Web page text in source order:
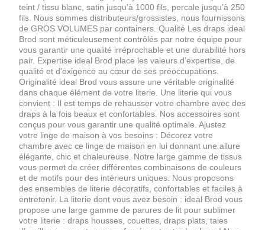
teint / tissu blanc, satin jusqu’à 1000 fils, percale jusqu’à 250
fils. Nous sommes distributeurs/grossistes, nous fournissons
de GROS VOLUMES par containers. Qualité Les draps ideal
Brod sont méticuleusement contrôlés par notre équipe pour
vous garantir une qualité irréprochable et une durabilité hors
pair. Expertise ideal Brod place les valeurs d’expertise, de
qualité et d’exigence au cœur de ses préoccupations.
Originalité ideal Brod vous assure une véritable originalité
dans chaque élément de votre literie. Une literie qui vous
convient : Il est temps de rehausser votre chambre avec des
draps à la fois beaux et confortables. Nos accessoires sont
conçus pour vous garantir une qualité optimale. Ajustez
votre linge de maison à vos besoins : Décorez votre
chambre avec ce linge de maison en lui donnant une allure
élégante, chic et chaleureuse. Notre large gamme de tissus
vous permet de créer différentes combinaisons de couleurs
et de motifs pour des intérieurs uniques. Nous proposons
des ensembles de literie décoratifs, confortables et faciles à
entretenir. La literie dont vous avez besoin : ideal Brod vous
propose une large gamme de parures de lit pour sublimer
votre literie : draps housses, couettes, draps plats, taies